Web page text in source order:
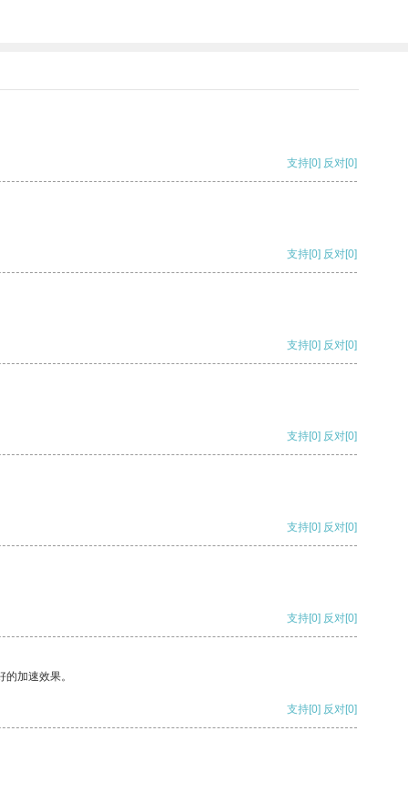
支持[0] 反对[0]
支持[0] 反对[0]
支持[0] 反对[0]
支持[0] 反对[0]
支持[0] 反对[0]
支持[0] 反对[0]
加速效果。
支持[0] 反对[0]